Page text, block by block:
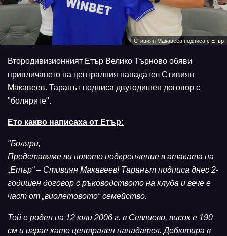
Стивиян Макавеев подписа с Етър
Втородивизионният Етър Велико Търново обяви
привличането на централния нападател Стивиян
Макавеев. Таранът подписа двугодишен договор с
"болярите".
Ето какво написаха от Етър:
"Боляри,
Представяме ви новото подкрепление в атаката на
„Етър“ – Стивиян Макавеев! Таранът подписа днес 2-
годишен договор с ръководството на клуба и вече е
част от „виолетовото“ семейство.
Той е роден на 12 юли 2006 г. в Севлиево, висок е 190
см и играе като централен нападател. Дебютира в